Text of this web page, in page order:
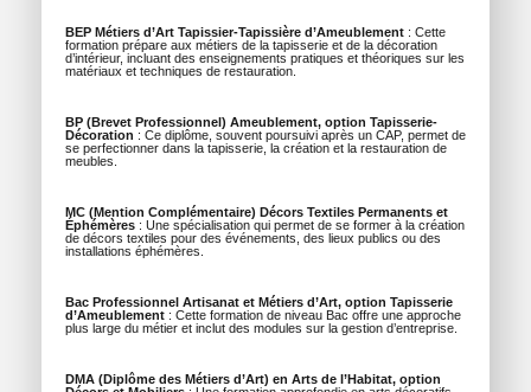
BEP Métiers d’Art Tapissier-Tapissière d’Ameublement : Cette
formation prépare aux métiers de la tapisserie et de la décoration
d’intérieur, incluant des enseignements pratiques et théoriques sur les
matériaux et techniques de restauration.
BP (Brevet Professionnel) Ameublement, option Tapisserie-
Décoration : Ce diplôme, souvent poursuivi après un CAP, permet de
se perfectionner dans la tapisserie, la création et la restauration de
meubles.
MC (Mention Complémentaire) Décors Textiles Permanents et
Éphémères : Une spécialisation qui permet de se former à la création
de décors textiles pour des événements, des lieux publics ou des
installations éphémères.
Bac Professionnel Artisanat et Métiers d’Art, option Tapisserie
d’Ameublement : Cette formation de niveau Bac offre une approche
plus large du métier et inclut des modules sur la gestion d’entreprise.
DMA (Diplôme des Métiers d’Art) en Arts de l’Habitat, option